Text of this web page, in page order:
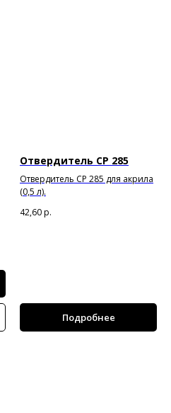
Отвердитель CP 285
Отвердитель CP 285 для акрила
(0,5 л).
42,60р.
Подробнее